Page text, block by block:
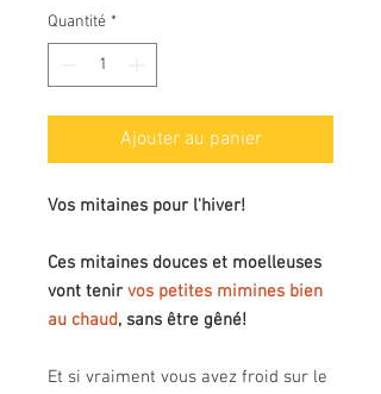
Quantité *
Ajouter au panier
Vos mitaines pour l'hiver!
Ces mitaines douces et moelleuses
vont tenir vos petites mimines bien
au chaud, sans être gêné!
Et si vraiment vous avez froid sur le